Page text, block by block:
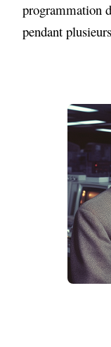
programmation
pendant